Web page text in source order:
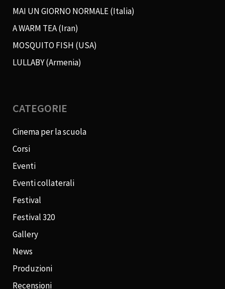
MAI UN GIORNO NORMALE (Italia)
A WARM TEA (Iran)
MOSQUITO FISH (USA)
LULLABY (Armenia)
CATEGORIE
Cinema per la scuola
Corsi
Eventi
Eventi collaterali
Festival
Festival 320
Gallery
News
Produzioni
Recensioni